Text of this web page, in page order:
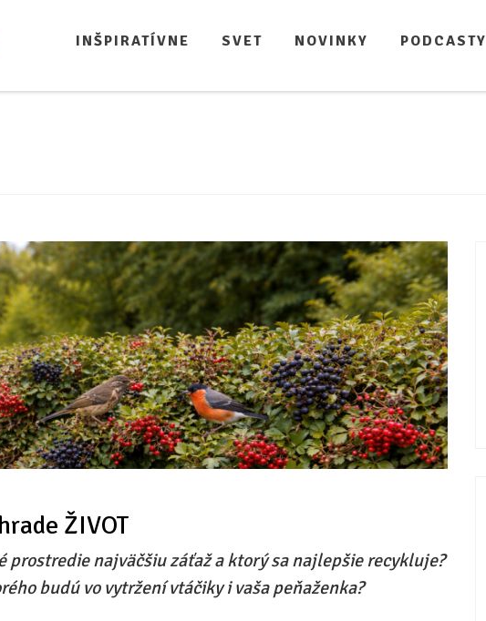
INŠPIRATÍVNE SVET NOVINKY PODCASTY
ŽIVOT
najväčšiu záťaž a ktorý sa najlepšie recykluje?
budú vo vytržení vtáčiky i vaša peňaženka?